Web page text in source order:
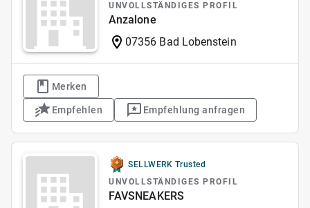
UNVOLLSTÄNDIGES PROFIL
Anzalone
07356 Bad Lobenstein
Merken
Empfehlen Empfehlung anfragen
SELLWERK Trusted
UNVOLLSTÄNDIGES PROFIL
FAVSNEAKERS